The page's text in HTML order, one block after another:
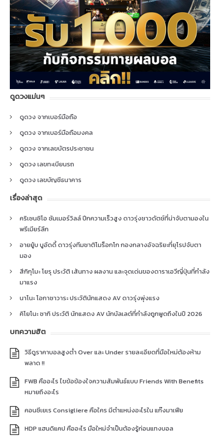
ดูดวงแม่นๆ
ดูดวง จากเบอร์มือถือ
ดูดวง จากเบอร์มือถือมงคล
ดูดวง จากเลขบัตรประชาชน
ดูดวง เลขทะเบียนรถ
ดูดวง เลขบัญชีธนาคาร
เรื่องล่าสุด
คริเซนซิโอ ซัมเมอร์วิลล์ ปีกความเร็วสูง ดาวรุ่งชาวดัตช์ที่น่าจับตามองใน
พรีเมียร์ลีก
อายยู้บ บูอัดดี้ ดาวรุ่งทีมชาติโมร็อกโก กองกลางอัจฉริยะที่ยุโรปจับตา
มอง
สึกิกุโมะ โยรุ ประวัติ เส้นทาง ผลงาน และจุดเด่นของดาราเอวีญี่ปุ่นที่กำลัง
มาแรง
นาโนะ โอกาซาวาระ ประวัตินักแสดง AV ดาวรุ่งพุ่งแรง
คิโยโนะ ซากิ ประวัติ นักแสดง AV นักบัลเลต์ที่กำลังถูกพูดถึงในปี 2026
บทความฮิต
วิธีดูราคาบอลสูงต่ำ Over และ Under รายละเอียดที่มือใหม่ต้องห้าม
พลาด !!
FWB คืออะไร ไขข้อข้องใจความสัมพันธ์แบบ Friends With Benefits
หมายถึงอะไร
คอนซีเยเร Consigliere คือใคร มีตำแหน่งอะไรใน แก๊งมาเฟีย
HDP แฮนดิแคป คืออะไร มือใหม่จำเป็นต้องรู้ก่อนแทงบอล